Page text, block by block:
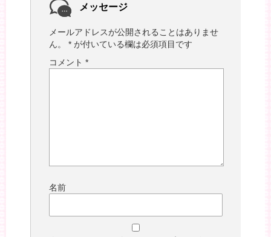
メッセージ
メールアドレスが公開されることはありませ
ん。
* が付いている欄は必須項目です
コメント *
名前